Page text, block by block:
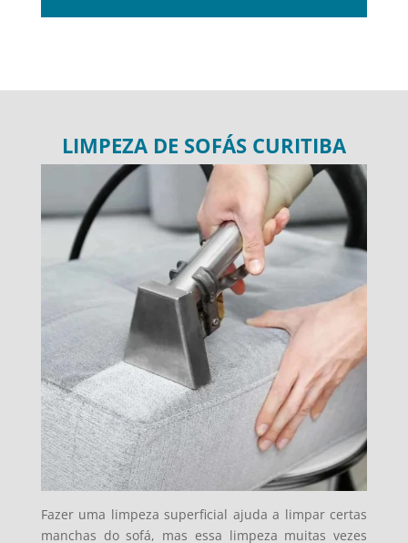
LIMPEZA DE SOFÁS CURITIBA
Fazer uma limpeza superficial ajuda a limpar certas
manchas do sofá, mas essa limpeza muitas vezes